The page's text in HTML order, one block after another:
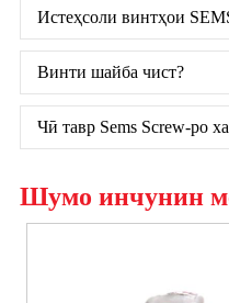
Истеҳсоли винтҳои
Винти шайба чист?
Чӣ тавр Sems Screw-ро
Шумо инчунин